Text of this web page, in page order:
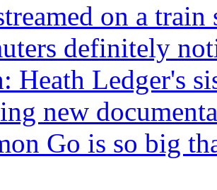
on a
definitely
Heath Ledger's
new
Go is so big